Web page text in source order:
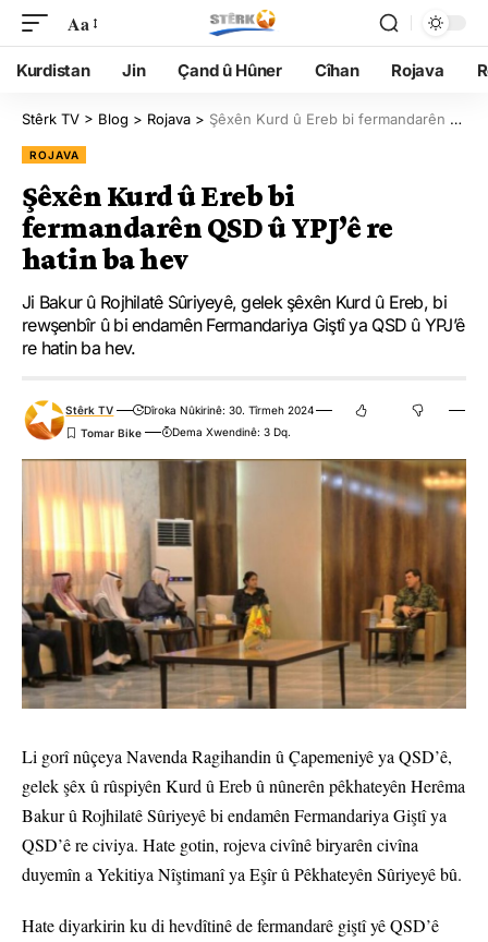
Aa
Kurdistan Jin Çand û Hûner Cîhan Rojava
Stêrk TV > Blog > Rojava > Şêxên Kurd û Ereb bi fermandarên QSD û YPJ’ê re hatin ba hev
ROJAVA
Şêxên Kurd û Ereb bi
fermandarên QSD û YPJ’ê re
hatin ba hev
Ji Bakur û Rojhilatê Sûriyeyê, gelek şêxên Kurd û Ereb, bi
rewşenbîr û bi endamên Fermandariya Giştî ya QSD û YPJ’ê
re hatin ba hev.
Stêrk TV
Dîroka Nûkirinê: 30. Tîrmeh 2024
Dema Xwendinê: 3 Dq.
Li gorî nûçeya Navenda Ragihandin û Çapemeniyê ya QSD’ê,
gelek şêx û rûspiyên Kurd û Ereb û nûnerên pêkhateyên Herêma
Bakur û Rojhilatê Sûriyeyê bi endamên Fermandariya Giştî ya
QSD’ê re civiya. Hate gotin, rojeva civînê biryarên civîna
duyemîn a Yekitiya Nîştimanî ya Eşîr û Pêkhateyên Sûriyeyê bû.
Hate diyarkirin ku di hevdîtinê de fermandarê giştî yê QSD’ê